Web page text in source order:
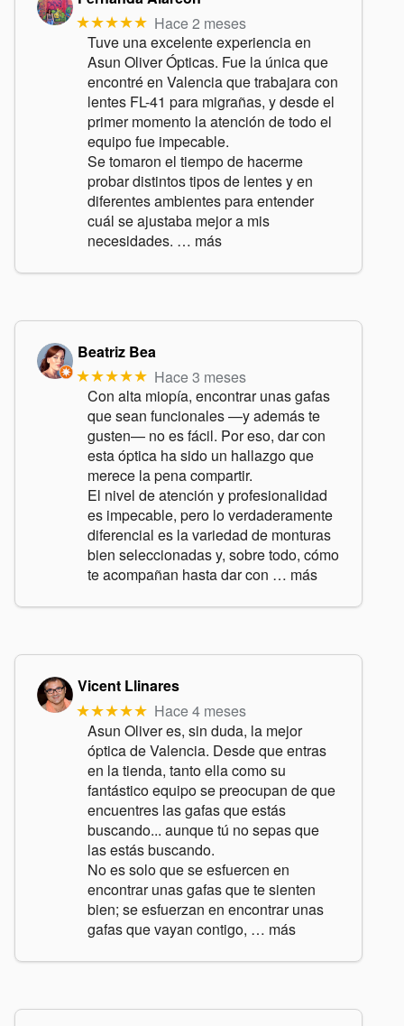
★★★★★ Hace 2 meses
Tuve una excelente experiencia en
Asun Oliver Ópticas. Fue la única que
encontré en Valencia que trabajara con
lentes FL-41 para migrañas, y desde el
primer momento la atención de todo el
equipo fue impecable.
Se tomaron el tiempo de hacerme
probar distintos tipos de lentes y en
diferentes ambientes para entender
cuál se ajustaba mejor a mis
necesidades. … más
Beatriz Bea
★★★★★ Hace 3 meses
Con alta miopía, encontrar unas gafas
que sean funcionales —y además te
gusten— no es fácil. Por eso, dar con
esta óptica ha sido un hallazgo que
merece la pena compartir.
El nivel de atención y profesionalidad
es impecable, pero lo verdaderamente
diferencial es la variedad de monturas
bien seleccionadas y, sobre todo, cómo
te acompañan hasta dar con … más
Vicent Llinares
★★★★★ Hace 4 meses
Asun Oliver es, sin duda, la mejor
óptica de Valencia. Desde que entras
en la tienda, tanto ella como su
fantástico equipo se preocupan de que
encuentres las gafas que estás
buscando... aunque tú no sepas que
las estás buscando.
No es solo que se esfuercen en
encontrar unas gafas que te sienten
bien; se esfuerzan en encontrar unas
gafas que vayan contigo, … más